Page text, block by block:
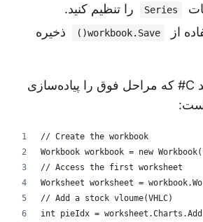
Series
را تنظیم کنید.
از
workbook.Save()
ذخیره
در اینجا یک قطعه کد C# که مراحل فوق را پیاده‌سازی
// Create the workbook
Workbook workbook = new
// Access the first worksheet
Worksheet worksheet =
// Add a stock vloume(VHLC)
int pieIdx =